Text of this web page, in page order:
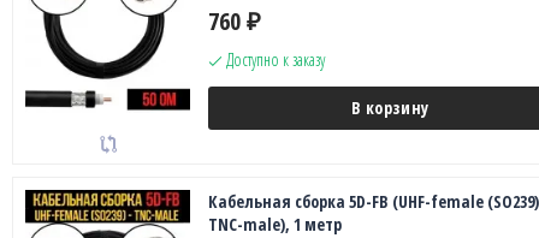
760 ₽
Доступно к заказу
В корзину
Кабельная сборка 5D-FB (UHF-female
TNC-male), 1 метр